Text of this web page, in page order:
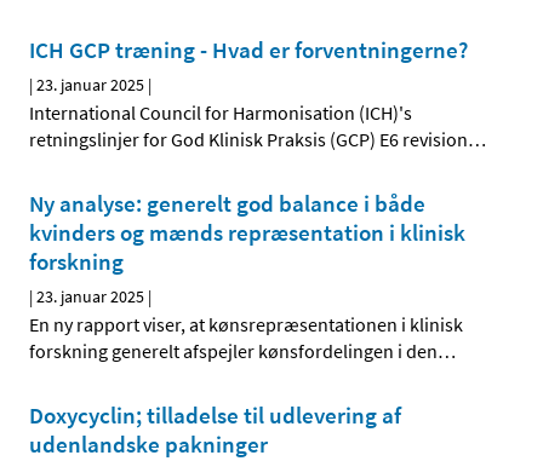
ICH GCP træning - Hvad er forventningerne?
|23. januar 2025 |
International Council for Harmonisation (ICH)'s
retningslinjer for God Klinisk Praksis (GCP) E6 revision…
Ny analyse: generelt god balance i både
kvinders og mænds repræsentation i klinisk
forskning
|23. januar 2025 |
En ny rapport viser, at kønsrepræsentationen i klinisk
forskning generelt afspejler kønsfordelingen i den…
Doxycyclin; tilladelse til udlevering af
udenlandske pakninger